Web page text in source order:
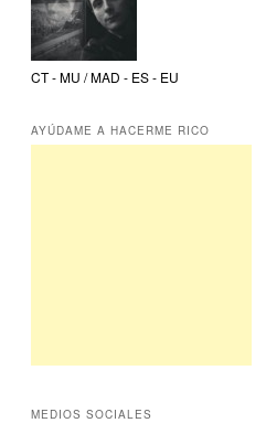
CT - MU / MAD - ES - EU
AYÚDAME A HACERME RICO
MEDIOS SOCIALES